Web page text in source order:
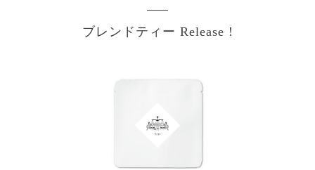
ブレンドティー Release !